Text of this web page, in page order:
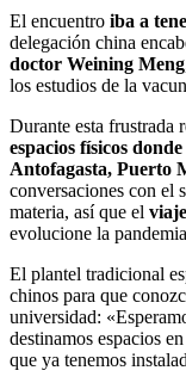
El encuentro iba a
delegación china
doctor Weining Meng
los estudios de la
Durante esta frustrada
espacios físicos
Antofagasta, Puerto
conversaciones con el
materia, así que el
evolucione la
El plantel tradicional
chinos para que
universidad:
destinamos espacios
que ya tenemos